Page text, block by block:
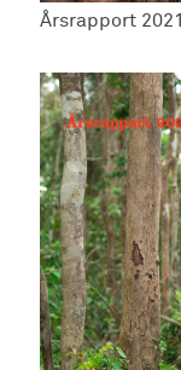
Årsrapport 2021